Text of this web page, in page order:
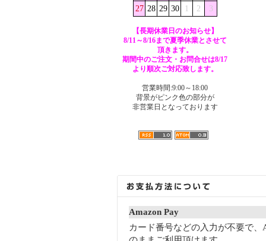
27 28 29 30 1 2 3
【長期休業日のお知らせ】
8/11～8/16まで夏季休業とさせて
頂きます。
期間中のご注文・お問合せは8/17
より順次ご対応致します。
営業時間:9:00～18:00
背景がピンク色の部分が
非営業日となっております
Amazon Pay
カード番号などの入力が不要で